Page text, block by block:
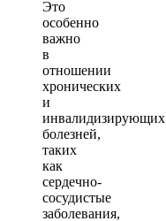
Это
особенно
важно
в
отношении
хронических
и
инвалидизирующих
болезней,
таких
как
сердечно-
сосудистые
заболевания,